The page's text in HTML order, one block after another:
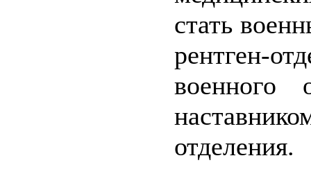
стать
рентген-
военного
отделения.